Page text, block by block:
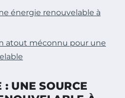
énergie renouvelable à
atout méconnu pour une
UNE SOURCE